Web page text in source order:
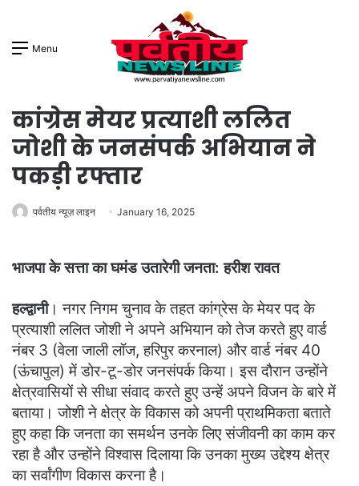
Menu
कांग्रेस मेयर प्रत्याशी ललित
जोशी के जनसंपर्क अभियान ने
पकड़ी रफ्तार
पर्वतीय न्यूज़ लाइन January 16, 2025
भाजपा के सत्ता का घमंड उतारेगी जनता: हरीश रावत
हल्द्वानी। नगर निगम चुनाव के तहत कांग्रेस के मेयर पद के
प्रत्याशी ललित जोशी ने अपने अभियान को तेज करते हुए वार्ड
नंबर 3 (वेला जाली लॉज, हरिपुर करनाल) और वार्ड नंबर 40
(ऊंचापुल) में डोर-टू-डोर जनसंपर्क किया। इस दौरान उन्होंने
क्षेत्रवासियों से सीधा संवाद करते हुए उन्हें अपने विजन के बारे में
बताया। जोशी ने क्षेत्र के विकास को अपनी प्राथमिकता बताते
हुए कहा कि जनता का समर्थन उनके लिए संजीवनी का काम कर
रहा है और उन्होंने विश्वास दिलाया कि उनका मुख्य उद्देश्य क्षेत्र
का सर्वांगीण विकास करना है।